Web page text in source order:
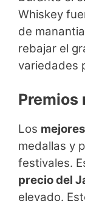
Whiskey
de
rebajar el
variedades
Premios
Los
medallas y
festivales.
precio del
elevado.